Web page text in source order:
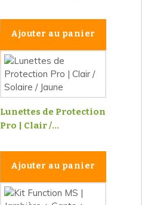
Ajouter au panier
Lunettes de Protection
Pro | Clair /...
Ajouter au panier